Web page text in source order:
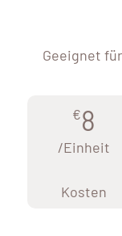
Geeignet
€8
/Einheit
Kosten